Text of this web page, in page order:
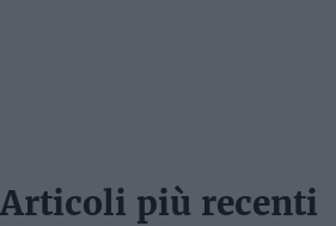
Articoli più recenti